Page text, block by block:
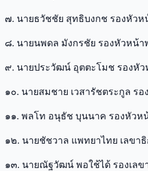
๗. นายธวัชชัย สุทธิบงกช รองหัวห
๘. นายนพดล มังกรชัย รองหัวหน้า
๙. นายประวัฒน์ อุตตะโมช รองหั
๑๐. นายสมชาย เวสารัชตระกูล ร
๑๑. พลโท อนุธัช บุนนาค รองหัวห
๑๒. นายชัชวาล แพทยาไทย เลขา
๑๓. นายณัฐวัฒน์ พอใช้ได้ รองเลข